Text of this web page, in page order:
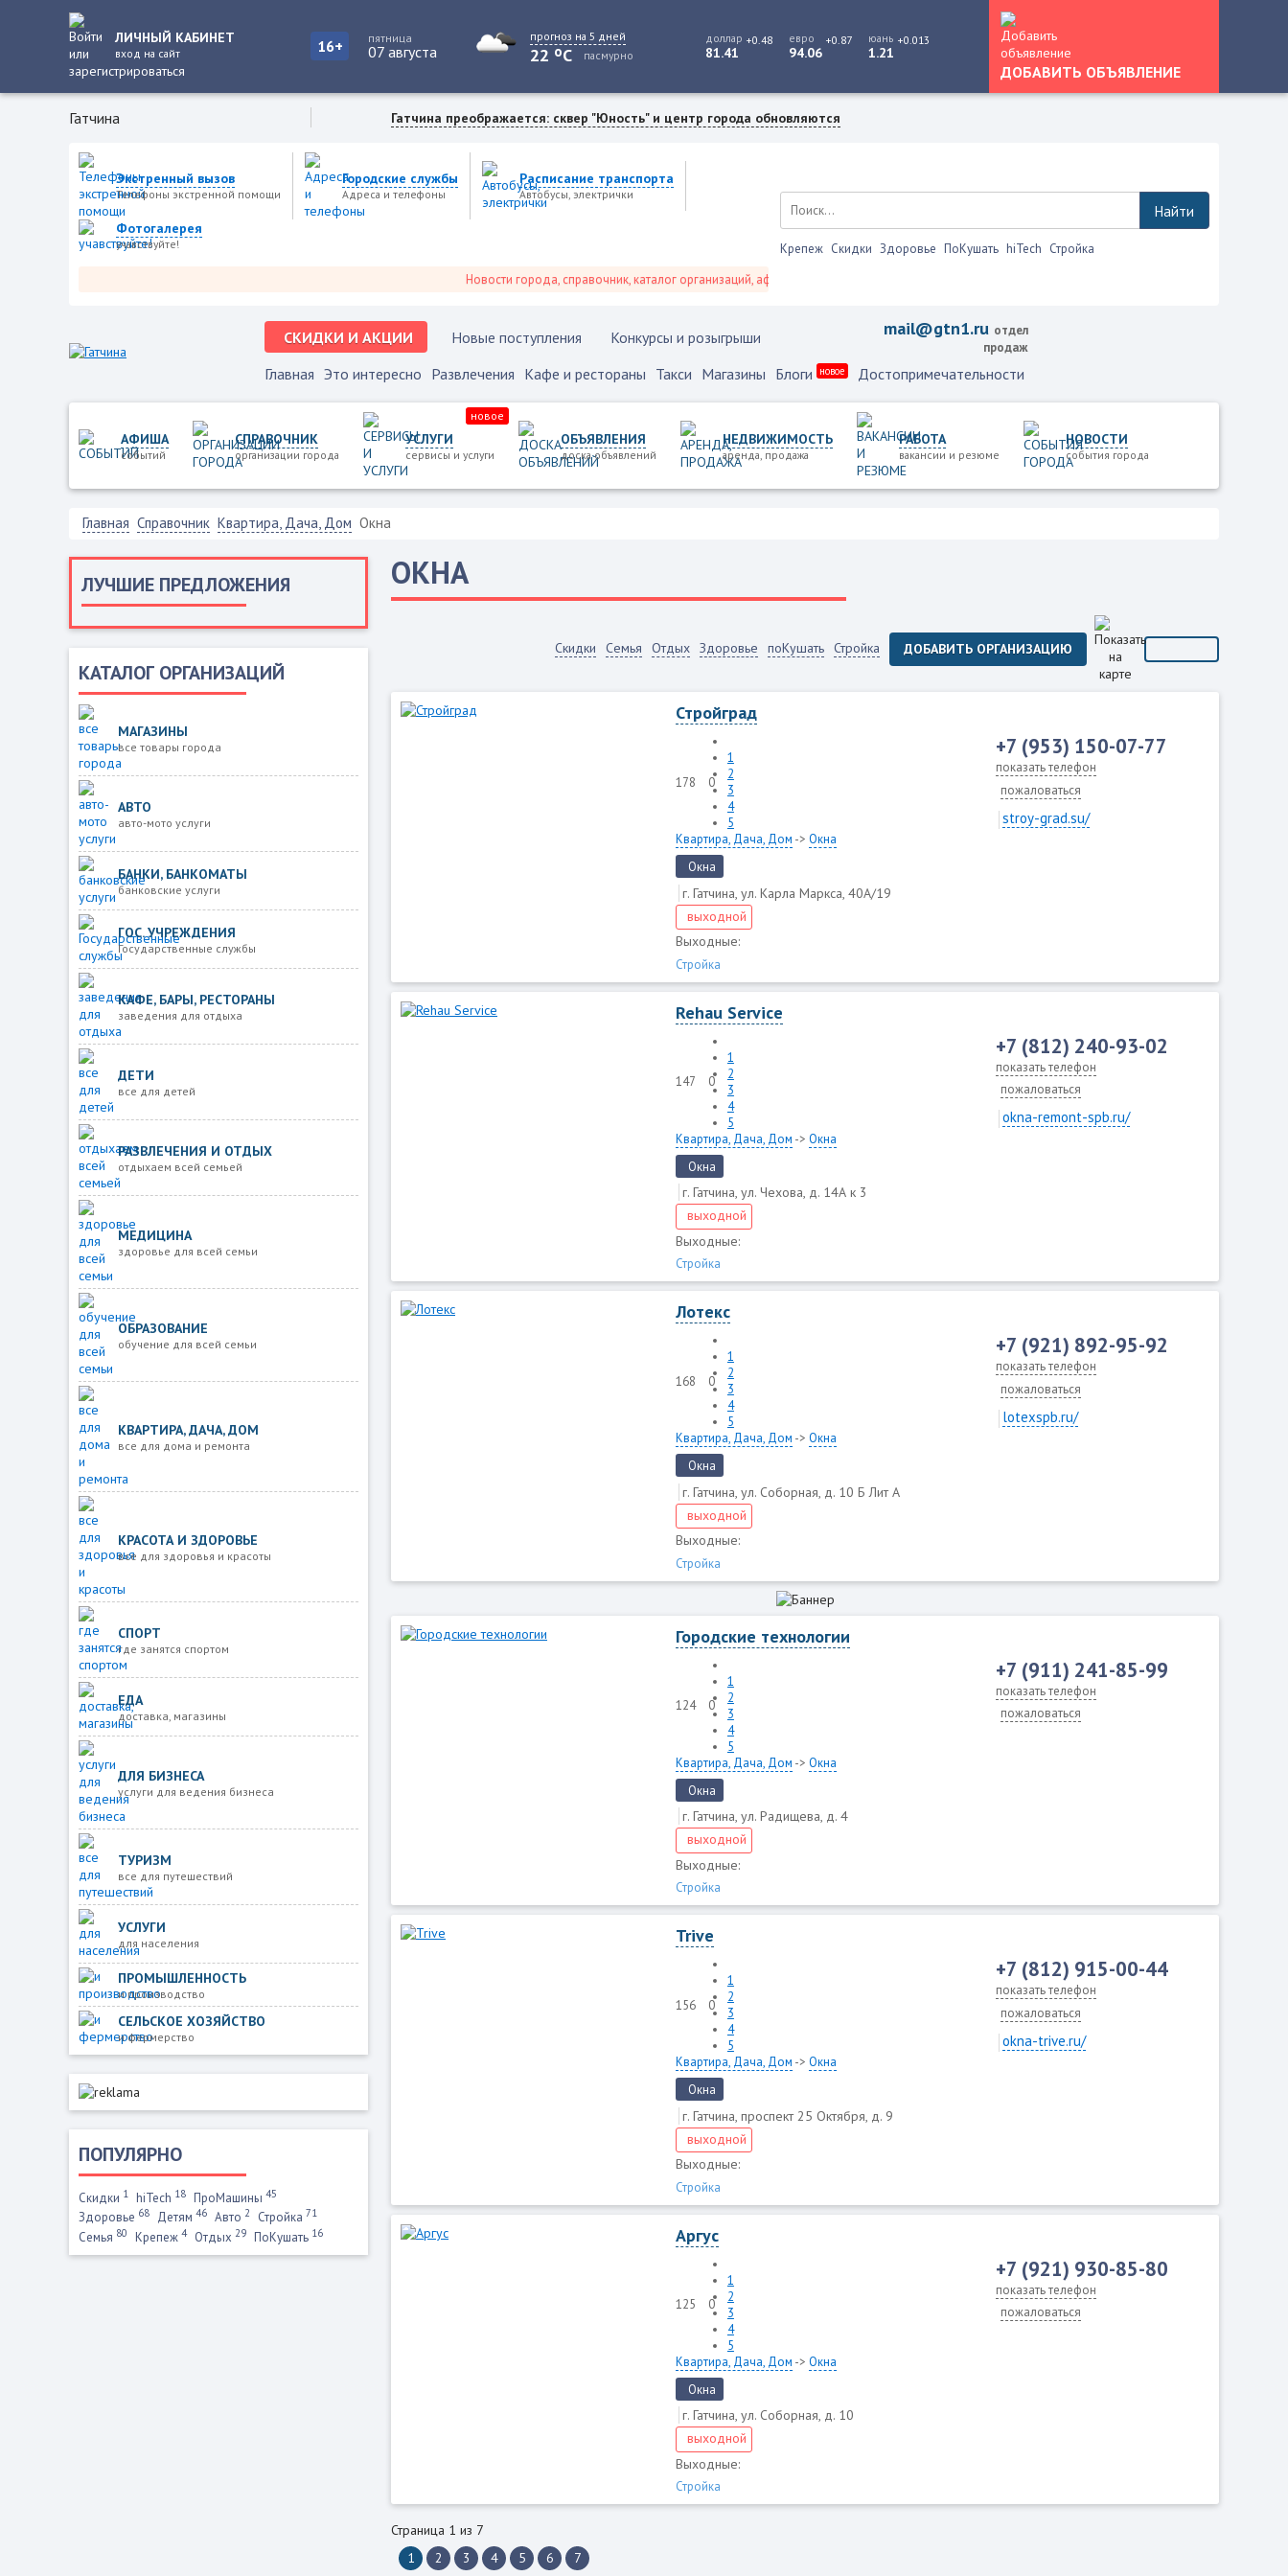
ЛИЧНЫЙ КАБИНЕТ
вход на сайт 16+ пятница
07 августа
прогноз на 5 дней
22 oC пасмурно
доллар
81.41
+0.48 евро
94.06
+0.87 юань
1.21
+0.013
ДОБАВИТЬ ОБЪЯВЛЕНИЕ
Гатчина Гатчина преображается: сквер "Юность" и центр города обновляются
Экстренный вызов
Телефоны экстренной помощи
Городские службы
Адреса и телефоны
Расписание транспорта
Автобусы, электрички
Фотогалерея
учавствуйте!
Новости города, справочник, каталог организаций, афиша событий и не только это.
Найти
Крепеж Скидки Здоровье ПоКушать hiTech Стройка
СКИДКИ И АКЦИИ Новые поступления Конкурсы и розыгрыши mail@gtn1.ru отдел
продаж
Главная Это интересно Развлечения Кафе и рестораны Такси Магазины Блоги новое Достопримечательности
АФИША
событий
СПРАВОЧНИК
организации города
УСЛУГИ
сервисы и услуги
новое
ОБЪЯВЛЕНИЯ
доска объявлений
НЕДВИЖИМОСТЬ
аренда, продажа
РАБОТА
вакансии и резюме
НОВОСТИ
события города
Главная Справочник Квартира, Дача, Дом Окна
ЛУЧШИЕ ПРЕДЛОЖЕНИЯ
КАТАЛОГ ОРГАНИЗАЦИЙ
МАГАЗИНЫ
все товары города
АВТО
авто-мото услуги
БАНКИ, БАНКОМАТЫ
банковские услуги
ГОС. УЧРЕЖДЕНИЯ
Государственные службы
КАФЕ, БАРЫ, РЕСТОРАНЫ
заведения для отдыха
ДЕТИ
все для детей
РАЗВЛЕЧЕНИЯ И ОТДЫХ
отдыхаем всей семьей
МЕДИЦИНА
здоровье для всей семьи
ОБРАЗОВАНИЕ
обучение для всей семьи
КВАРТИРА, ДАЧА, ДОМ
все для дома и ремонта
КРАСОТА И ЗДОРОВЬЕ
все для здоровья и красоты
СПОРТ
где занятся спортом
ЕДА
доставка, магазины
ДЛЯ БИЗНЕСА
услуги для ведения бизнеса
ТУРИЗМ
все для путешествий
УСЛУГИ
для населения
ПРОМЫШЛЕННОСТЬ
и производство
СЕЛЬСКОЕ ХОЗЯЙСТВО
и фермерство
ПОПУЛЯРНО
Скидки 1 hiTech 18 ПроМашины 45
Здоровье 68 Детям 46 Авто 2 Стройка 71
Семья 80 Крепеж 4 Отдых 29 ПоКушать 16
ОКНА
Скидки Семья Отдых Здоровье поКушать Стройка ДОБАВИТЬ ОРГАНИЗАЦИЮ
Стройград
178 0
1
2
3
4
5
Квартира, Дача, Дом -> Окна
Окна
г. Гатчина, ул. Карла Маркса, 40А/19
выходной
Выходные:
Стройка
+7 (953) 150-07-77
показать телефон
пожаловаться
stroy-grad.su/
Rehau Service
147 0
1
2
3
4
5
Квартира, Дача, Дом -> Окна
Окна
г. Гатчина, ул. Чехова, д. 14А к 3
выходной
Выходные:
Стройка
+7 (812) 240-93-02
показать телефон
пожаловаться
okna-remont-spb.ru/
Лотекс
168 0
1
2
3
4
5
Квартира, Дача, Дом -> Окна
Окна
г. Гатчина, ул. Соборная, д. 10 Б Лит А
выходной
Выходные:
Стройка
+7 (921) 892-95-92
показать телефон
пожаловаться
lotexspb.ru/
Городские технологии
124 0
1
2
3
4
5
Квартира, Дача, Дом -> Окна
Окна
г. Гатчина, ул. Радищева, д. 4
выходной
Выходные:
Стройка
+7 (911) 241-85-99
показать телефон
пожаловаться
Trive
156 0
1
2
3
4
5
Квартира, Дача, Дом -> Окна
Окна
г. Гатчина, проспект 25 Октября, д. 9
выходной
Выходные:
Стройка
+7 (812) 915-00-44
показать телефон
пожаловаться
okna-trive.ru/
Аргус
125 0
1
2
3
4
5
Квартира, Дача, Дом -> Окна
Окна
г. Гатчина, ул. Соборная, д. 10
выходной
Выходные:
Стройка
+7 (921) 930-85-80
показать телефон
пожаловаться
Страница 1 из 7
1
2 3 4 5 6 7